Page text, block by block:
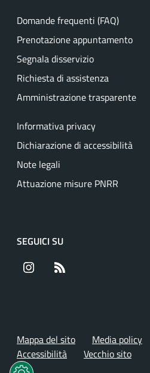
Domande frequenti (FAQ)
Prenotazione appuntamento
Segnala disservizio
Richiesta di assistenza
Amministrazione trasparente
Informativa privacy
Dichiarazione di accessibilità
Note legali
Attuazione misure PNRR
SEGUICI SU
Instagram
Mappa del sito Media policy
Accessibilità
Vecchio sito